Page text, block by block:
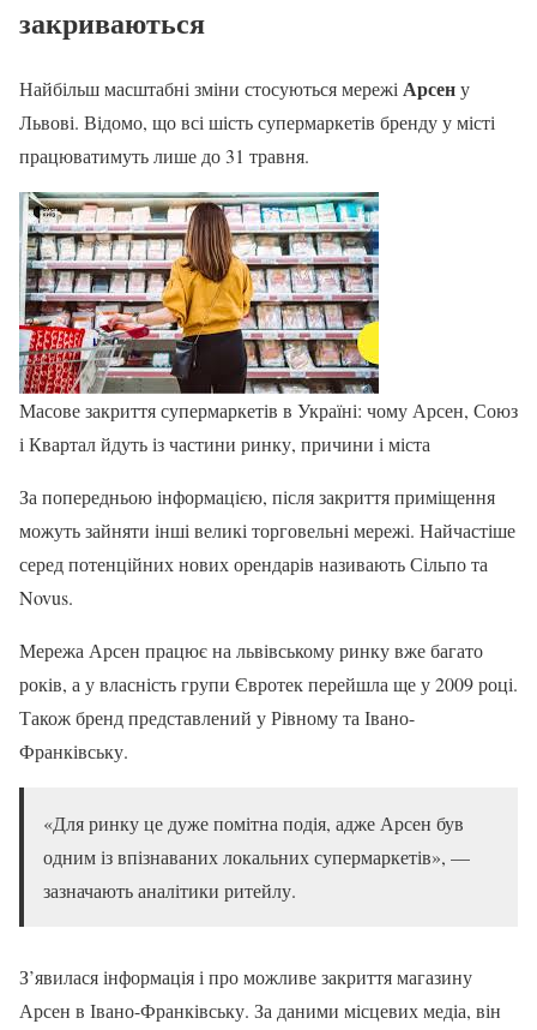
закриваються
Найбільш масштабні зміни стосуються мережі Арсену
Львові. Відомо, що всі шість супермаркетів бренду у місті
працюватимуть лише до 31 травня.
Масове закриття супермаркетів в Україні: чому Арсен, Союз
і Квартал йдуть із частини ринку, причини і міста
За попередньою інформацією, після закриття приміщення
можуть зайняти інші великі торговельні мережі. Найчастіше
серед потенційних нових орендарів називають Сільпо та
Novus.
Мережа Арсен працює на львівському ринку вже багато
років, а у власність групи Євротек перейшла ще у 2009 році.
Також бренд представлений у Рівному та Івано-
Франківську.
«Для ринку це дуже помітна подія, адже Арсен був
одним із впізнаваних локальних супермаркетів», —
зазначають аналітики ритейлу.
З’явилася інформація і про можливе закриття магазину
Арсен в Івано-Франківську. За даними місцевих медіа, він